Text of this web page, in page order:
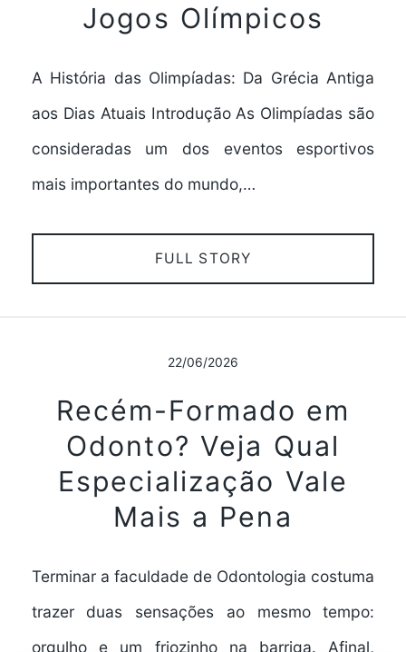
Jogos Olímpicos
A História das Olimpíadas: Da Grécia Antiga
aos Dias Atuais Introdução As Olimpíadas são
consideradas um dos eventos esportivos
mais importantes do mundo,…
FULL STORY
22/06/2026
Recém-Formado em
Odonto? Veja Qual
Especialização Vale
Mais a Pena
Terminar a faculdade de Odontologia costuma
trazer duas sensações ao mesmo tempo:
orgulho e um friozinho na barriga. Afinal,